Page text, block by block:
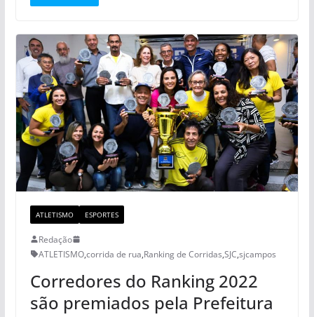
ATLETISMO ESPORTES
Redação
ATLETISMO,corrida de rua,Ranking de Corridas,SJC,sjcampos
Corredores do Ranking 2022
são premiados pela Prefeitura